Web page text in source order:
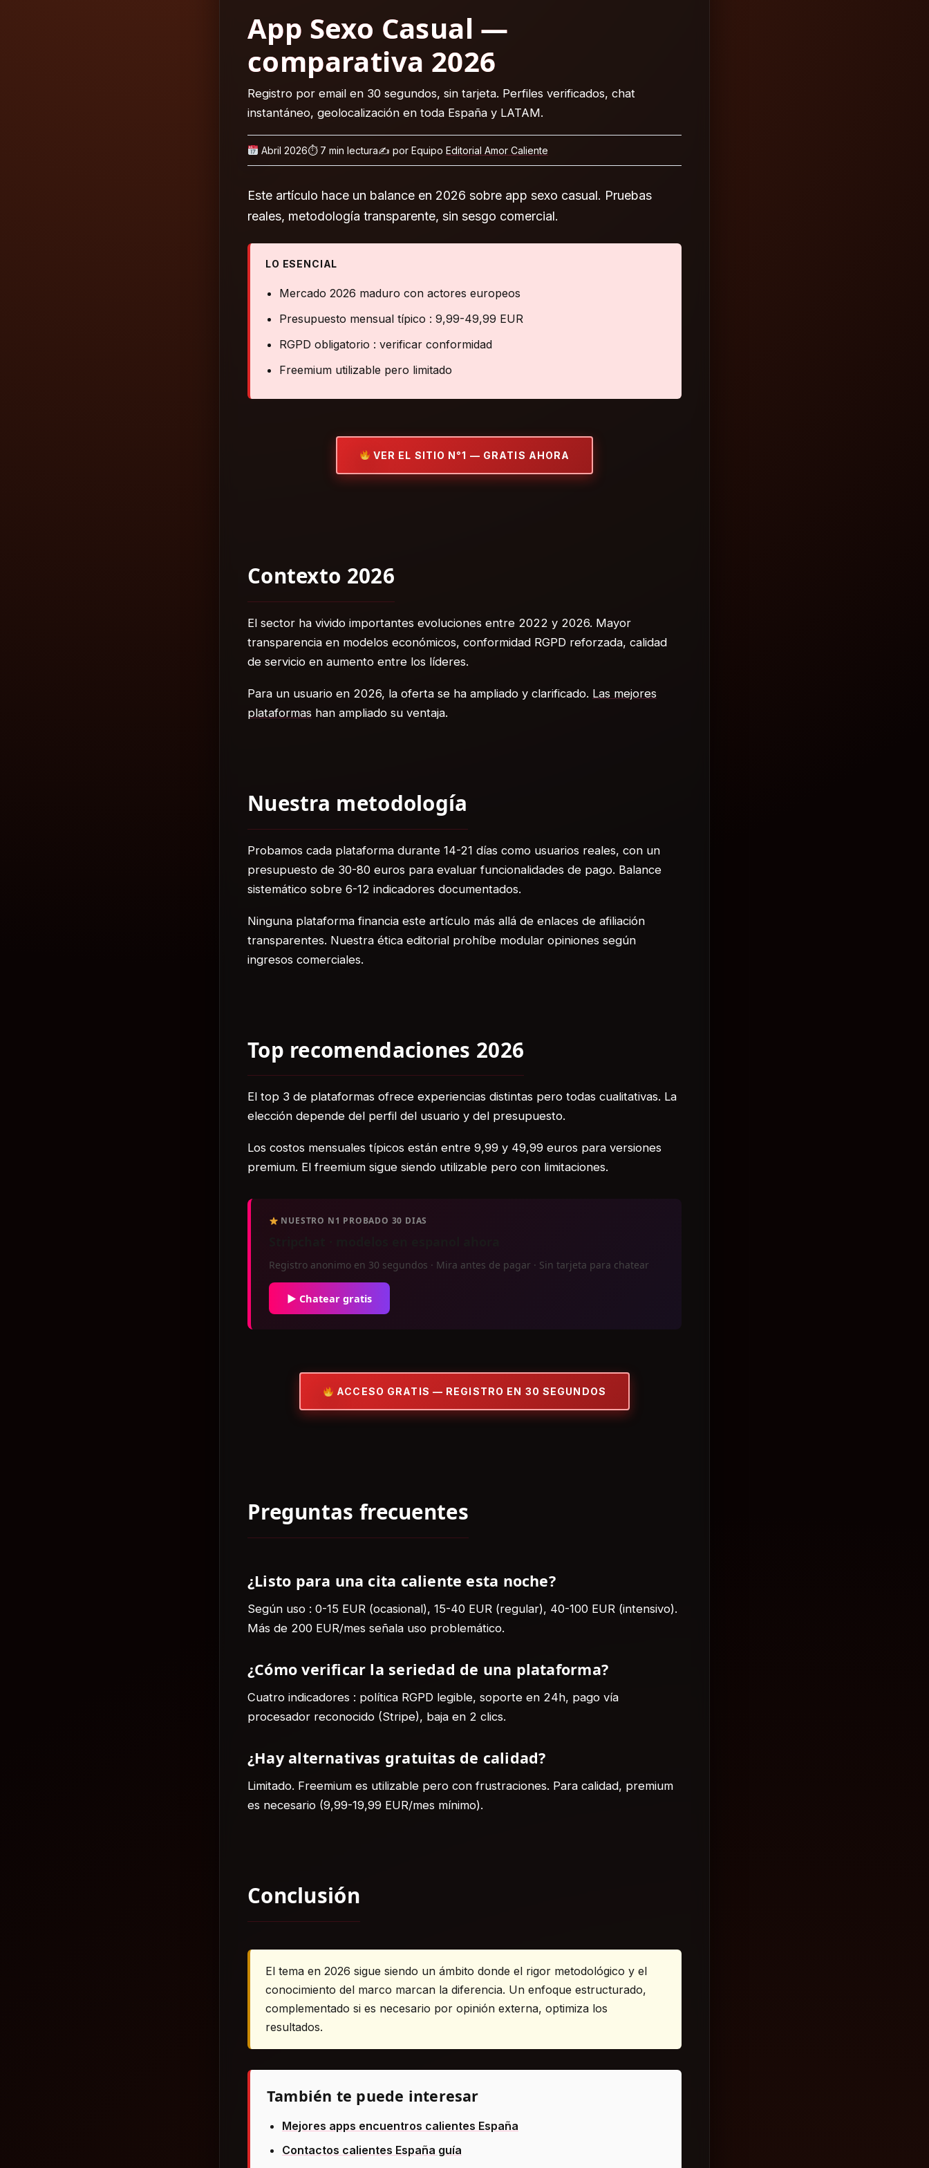
App Sexo Casual —
comparativa 2026
Registro por email en 30 segundos, sin tarjeta. Perfiles verificados, chat
instantáneo, geolocalización en toda España y LATAM.
Abril 2026⏱ 7 min lectura✍️ por Equipo Editorial Amor Caliente
Este artículo hace un balance en 2026 sobre app sexo casual. Pruebas
reales, metodología transparente, sin sesgo comercial.
LO ESENCIAL
Mercado 2026 maduro con actores europeos
Presupuesto mensual típico : 9,99-49,99 EUR
RGPD obligatorio : verificar conformidad
Freemium utilizable pero limitado
VER EL SITIO N°1 — GRATIS AHORA
Contexto 2026
El sector ha vivido importantes evoluciones entre 2022 y 2026. Mayor
transparencia en modelos económicos, conformidad RGPD reforzada, calidad
de servicio en aumento entre los líderes.
Para un usuario en 2026, la oferta se ha ampliado y clarificado. Las mejores
plataformas han ampliado su ventaja.
Nuestra metodología
Probamos cada plataforma durante 14-21 días como usuarios reales, con un
presupuesto de 30-80 euros para evaluar funcionalidades de pago. Balance
sistemático sobre 6-12 indicadores documentados.
Ninguna plataforma financia este artículo más allá de enlaces de afiliación
transparentes. Nuestra ética editorial prohíbe modular opiniones según
ingresos comerciales.
Top recomendaciones 2026
El top 3 de plataformas ofrece experiencias distintas pero todas cualitativas. La
elección depende del perfil del usuario y del presupuesto.
Los costos mensuales típicos están entre 9,99 y 49,99 euros para versiones
premium. El freemium sigue siendo utilizable pero con limitaciones.
NUESTRO N1 PROBADO 30 DIAS
Registro anonimo en 30 segundos · Mira antes de pagar · Sin tarjeta para chatear
▶ Chatear gratis
ACCESO GRATIS — REGISTRO EN 30 SEGUNDOS
Preguntas frecuentes
¿Listo para una cita caliente esta noche?
Según uso : 0-15 EUR (ocasional), 15-40 EUR (regular), 40-100 EUR (intensivo).
Más de 200 EUR/mes señala uso problemático.
¿Cómo verificar la seriedad de una plataforma?
Cuatro indicadores : política RGPD legible, soporte en 24h, pago vía
procesador reconocido (Stripe), baja en 2 clics.
¿Hay alternativas gratuitas de calidad?
Limitado. Freemium es utilizable pero con frustraciones. Para calidad, premium
es necesario (9,99-19,99 EUR/mes mínimo).
Conclusión
El tema en 2026 sigue siendo un ámbito donde el rigor metodológico y el
conocimiento del marco marcan la diferencia. Un enfoque estructurado,
complementado si es necesario por opinión externa, optimiza los
resultados.
También te puede interesar
Mejores apps encuentros calientes España
Contactos calientes España guía